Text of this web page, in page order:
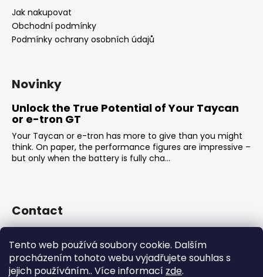
Tento web používá soubory cookie. Dalším
procházením tohoto webu vyjadřujete souhlas s
jejich používáním.. Více informací zde.
Jak nakupovat
Obchodní podmínky
Podmínky ochrany osobních údajů
Novinky
Unlock the True Potential of Your Taycan
or e-tron GT
Your Taycan or e-tron has more to give than you might
think. On paper, the performance figures are impressive –
but only when the battery is fully cha...
Contact
728737662
https://www.facebook.com/RSRCzech/